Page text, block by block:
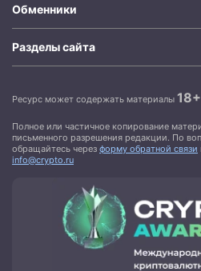
Обменники
Разделы сайта
Ресурс может содержать материалы 18+
Полное или частичное копирование
письменного разрешения редакции. По
обращайтесь через форму обратной связи
info@crypto.ru